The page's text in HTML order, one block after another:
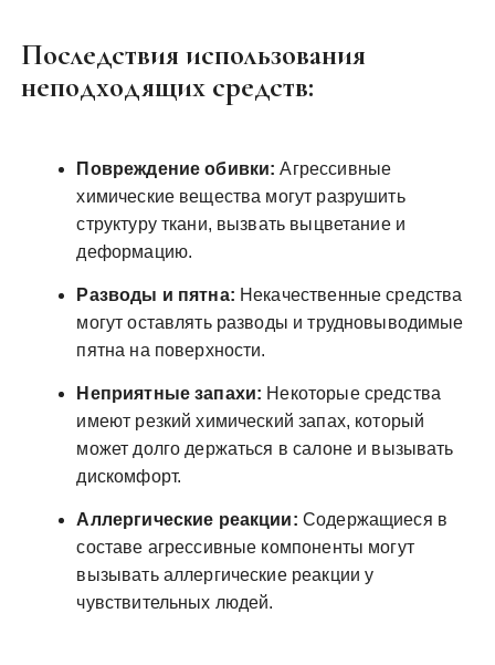
Последствия использования
неподходящих средств:
Повреждение обивки: Агрессивные
химические вещества могут разрушить
структуру ткани, вызвать выцветание и
деформацию.
Разводы и пятна: Некачественные средства
могут оставлять разводы и трудновыводимые
пятна на поверхности.
Неприятные запахи: Некоторые средства
имеют резкий химический запах, который
может долго держаться в салоне и вызывать
дискомфорт.
Аллергические реакции: Содержащиеся в
составе агрессивные компоненты могут
вызывать аллергические реакции у
чувствительных людей.